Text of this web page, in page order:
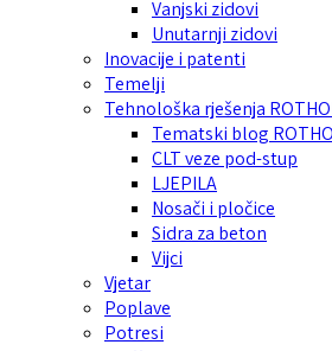
Vanjski zidovi
Unutarnji zidovi
Inovacije i patenti
Temelji
Tehnološka rješenja
Tematski blog
CLT veze pod-stup
LJEPILA
Nosači i pločice
Sidra za beton
Vijci
Vjetar
Poplave
Potresi